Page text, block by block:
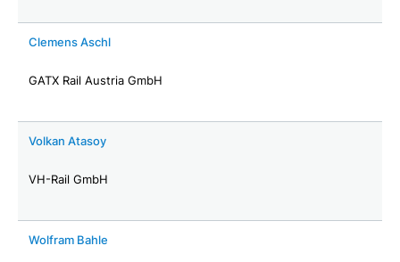
Clemens Aschl
GATX Rail Austria GmbH
Volkan Atasoy
VH-Rail GmbH
Wolfram Bahle